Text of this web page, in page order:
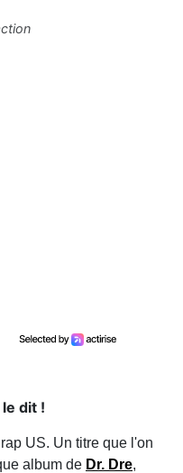
dit !
US. Un titre que l'on
album de Dr. Dre,